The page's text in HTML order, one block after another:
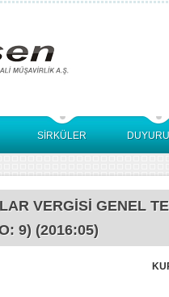
SİRKÜLER
VERGİSİ GENEL
9) (2016:05)